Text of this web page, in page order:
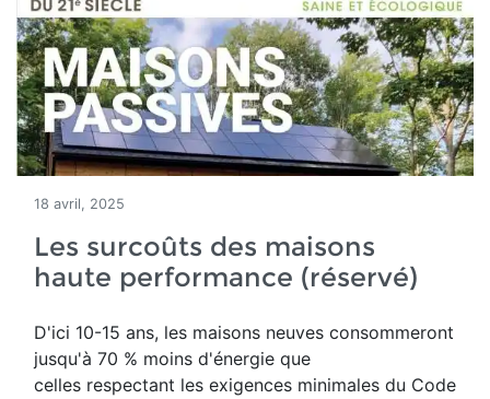
18 avril, 2025
Les surcoûts des maisons
haute performance (réservé)
D'ici 10-15 ans, les maisons neuves consommeront
jusqu'à 70 % moins d'énergie que
celles respectant les exigences minimales du Code